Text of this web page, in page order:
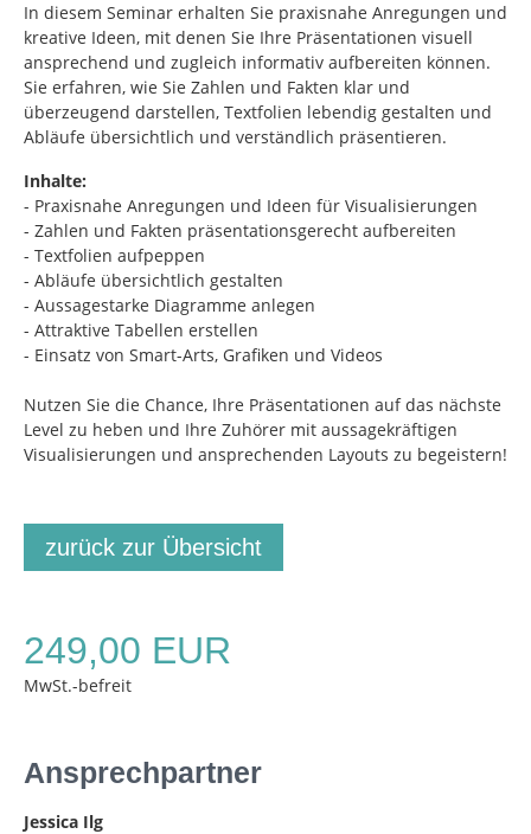
In diesem Seminar erhalten Sie praxisnahe Anregungen und
kreative Ideen, mit denen Sie Ihre Präsentationen visuell
ansprechend und zugleich informativ aufbereiten können.
Sie erfahren, wie Sie Zahlen und Fakten klar und
überzeugend darstellen, Textfolien lebendig gestalten und
Abläufe übersichtlich und verständlich präsentieren.
Inhalte:
- Praxisnahe Anregungen und Ideen für Visualisierungen
- Zahlen und Fakten präsentationsgerecht aufbereiten
- Textfolien aufpeppen
- Abläufe übersichtlich gestalten
- Aussagestarke Diagramme anlegen
- Attraktive Tabellen erstellen
- Einsatz von Smart-Arts, Grafiken und Videos
Nutzen Sie die Chance, Ihre Präsentationen auf das nächste
Level zu heben und Ihre Zuhörer mit aussagekräftigen
Visualisierungen und ansprechenden Layouts zu begeistern!
zurück zur Übersicht
249,00 EUR
MwSt.-befreit
Ansprechpartner
Jessica Ilg